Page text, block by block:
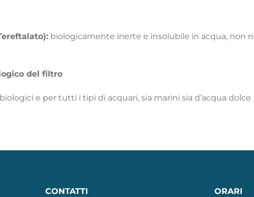
biologicamente inerte e insolubile in acqua, non
del filtro
e per tutti i tipi di acquari, sia marini sia d’acqua dolce
CONTATTI ORARI